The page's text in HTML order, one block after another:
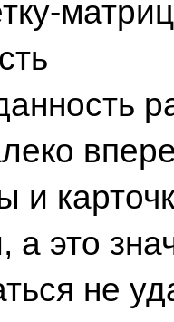
и
а это
не